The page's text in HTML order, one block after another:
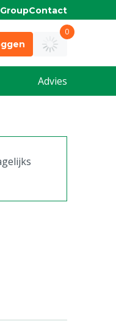
Contact
0
Advies